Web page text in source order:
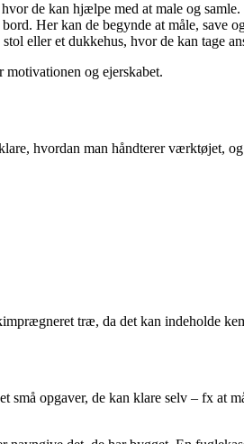
de kan hjælpe med at male og samle.
Her kan de begynde at måle, save
eller et dukkehus, hvor de kan tage
og ejerskabet.
hvordan man håndterer værktøjet,
træ, da det kan indeholde
opgaver, de kan klare selv – fx at